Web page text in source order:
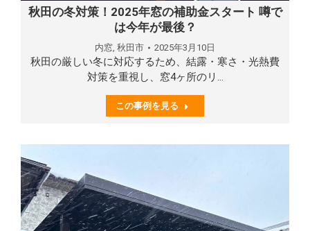
秋田の冬対策！2025年窓の補助金スタート 噂で
は今年が最後？
内窓 秋田市 2025年3月10日
秋田の厳しい冬に対応するため、結露・寒さ・光熱費
対策を重視し、窓4ヶ所のリ…
この事例を見る